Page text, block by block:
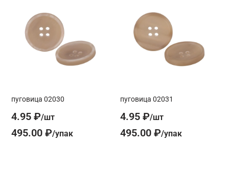
пуговица 02030
4.95 ₽
495.00 ₽
пуговица 02031
4.95 ₽
495.00 ₽